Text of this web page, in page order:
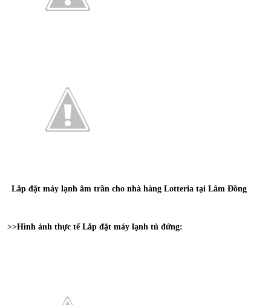
Lắp đặt máy lạnh âm trần cho nhà hàng Lotteria tại Lâm Đồng
>>Hình ảnh thực tế Lắp đặt máy lạnh tủ đứng: